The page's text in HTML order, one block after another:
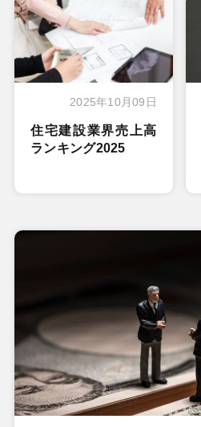
2025年10月09日
住宅建設業界売上高
ランキング2025